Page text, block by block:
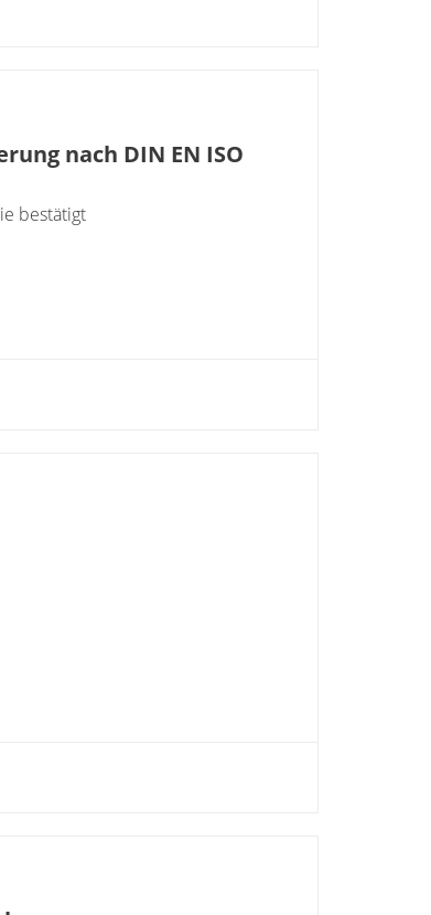
nach DIN EN ISO
bestätigt